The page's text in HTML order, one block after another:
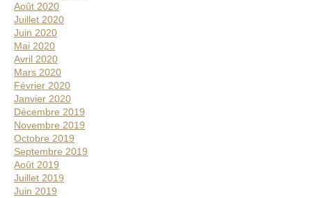
Août 2020
Juillet 2020
Juin 2020
Mai 2020
Avril 2020
Mars 2020
Février 2020
Janvier 2020
Décembre 2019
Novembre 2019
Octobre 2019
Septembre 2019
Août 2019
Juillet 2019
Juin 2019